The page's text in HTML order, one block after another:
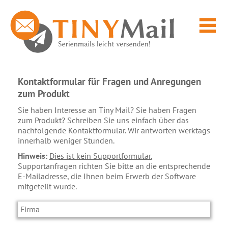
Kontaktformular für Fragen und Anregungen
zum Produkt
Sie haben Interesse an Tiny Mail? Sie haben Fragen
zum Produkt? Schreiben Sie uns einfach über das
nachfolgende Kontaktformular. Wir antworten werktags
innerhalb weniger Stunden.
Hinweis: Dies ist kein Supportformular.
Supportanfragen richten Sie bitte an die entsprechende
E-Mailadresse, die Ihnen beim Erwerb der Software
mitgeteilt wurde.